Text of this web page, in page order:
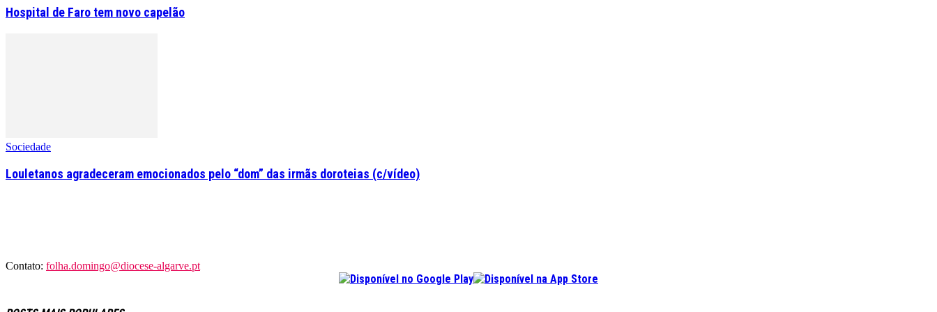
Hospital de Faro tem novo capelão
Sociedade
Louletanos agradeceram emocionados pelo “dom” das irmãs doroteias (c/vídeo)
Contato: folha.domingo@diocese-algarve.pt